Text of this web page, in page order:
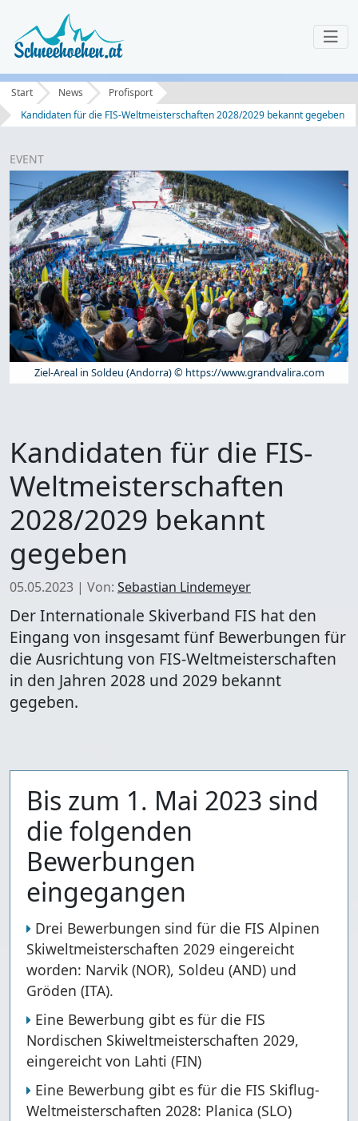
Start News
Profisport
Kandidaten für die FIS-Weltmeisterschaften 2028/2029 bekannt gegeben
EVENT
Ziel-Areal in Soldeu (Andorra) © https://www.grandvalira.com
Kandidaten für die FIS-
Weltmeisterschaften
2028/2029 bekannt
gegeben
05.05.2023 | Von: Sebastian Lindemeyer
Der Internationale Skiverband FIS hat den
Eingang von insgesamt fünf Bewerbungen für
die Ausrichtung von FIS-Weltmeisterschaften
in den Jahren 2028 und 2029 bekannt
gegeben.
Bis zum 1. Mai 2023 sind
die folgenden
Bewerbungen
eingegangen
Drei Bewerbungen sind für die FIS Alpinen
Skiweltmeisterschaften 2029 eingereicht
worden: Narvik (NOR), Soldeu (AND) und
Gröden (ITA).
Eine Bewerbung gibt es für die FIS
Nordischen Skiweltmeisterschaften 2029,
eingereicht von Lahti (FIN)
Eine Bewerbung gibt es für die FIS Skiflug-
Weltmeisterschaften 2028: Planica (SLO)